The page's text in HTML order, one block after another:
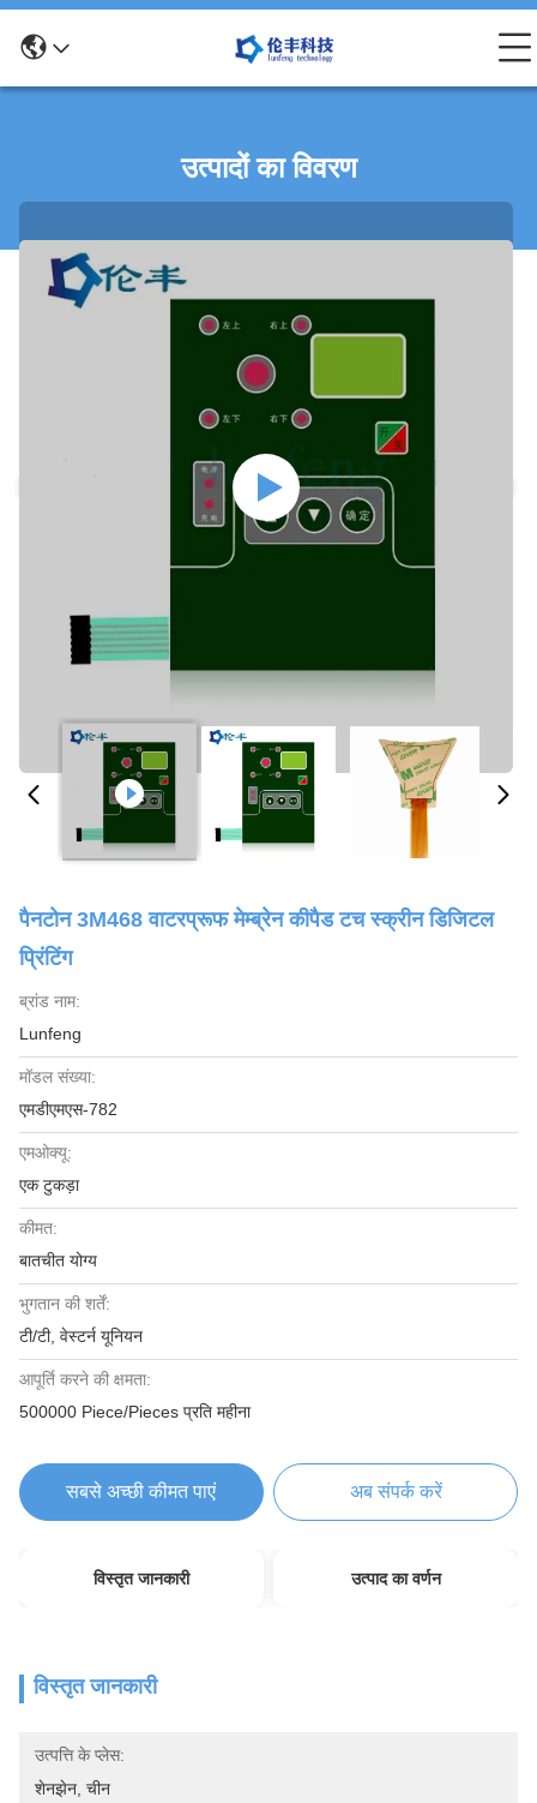
उत्पादों का विवरण
पैनटोन 3M468 वाटरप्रूफ मेम्ब्रेन कीपैड टच स्क्रीन डिजिटल
प्रिंटिंग
ब्रांड नाम:
Lunfeng
मॉडल संख्या:
एमडीएमएस-782
एमओक्यू:
एक टुकड़ा
कीमत:
बातचीत योग्य
भुगतान की शर्तें:
टी/टी, वेस्टर्न यूनियन
आपूर्ति करने की क्षमता:
500000 Piece/Pieces प्रति महीना
सबसे अच्छी कीमत पाएं अब संपर्क करें
विस्तृत जानकारी उत्पाद का वर्णन
विस्तृत जानकारी
उत्पत्ति के प्लेस:
शेनझेन, चीन